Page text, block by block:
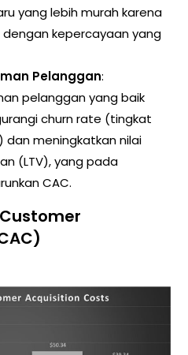
yang lebih murah karena
kepercayaan yang
Pelanggan:
pelanggan yang baik
churn rate (tingkat
dan meningkatkan nilai
(LTV), yang pada
CAC.